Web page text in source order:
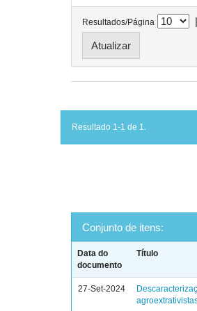
Resultados/Página |
Resultado 1-1 de 1.
Conjunto de itens:
Data do
documento
Título
27-Set-2024